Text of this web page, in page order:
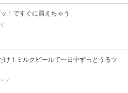
！ですぐに買えちゃう
け！ミルクピールで一日中ずっとうるツ
ノ